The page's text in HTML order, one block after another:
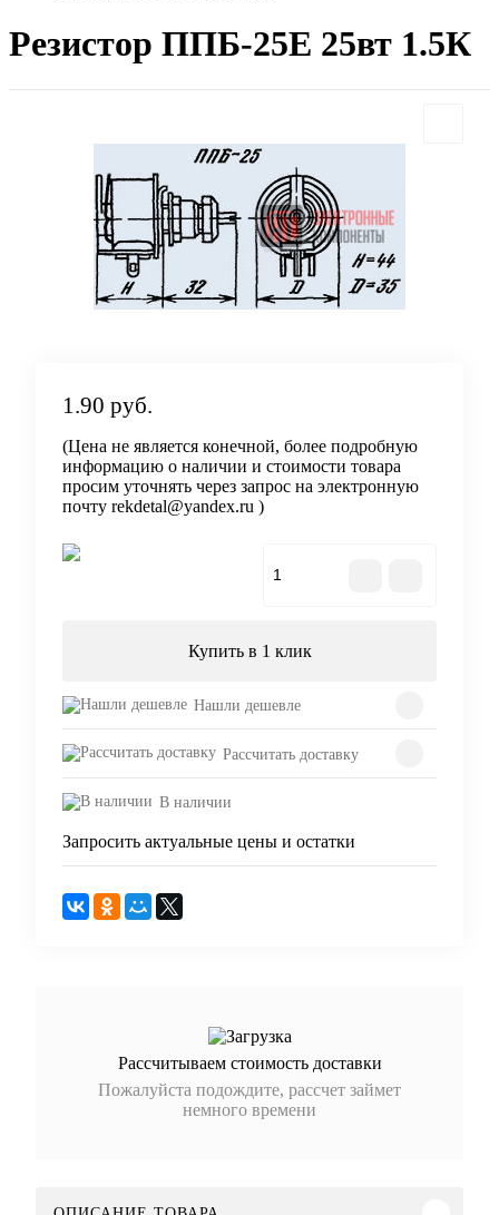
Резистор ППБ-25Е 25вт 1.5К
1.90 руб.
(Цена не является конечной, более подробную
информацию о наличии и стоимости товара
просим уточнять через запрос на электронную
почту rekdetal@yandex.ru )
Купить в 1 клик
Нашли дешевле
Рассчитать доставку
В наличии
Запросить актуальные цены и остатки
Рассчитываем стоимость доставки
Пожалуйста подождите, рассчет займет
немного времени